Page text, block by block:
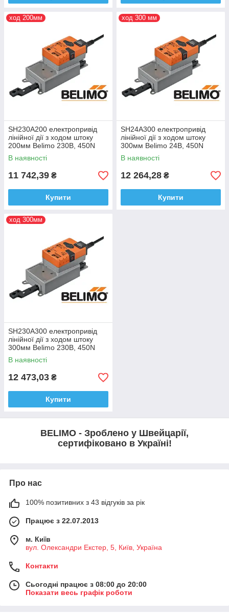
ход 200мм
SH230A200 електропривід
лінійної дії з ходом штоку
200мм Belimo 230В, 450N
В наявності
11 742,39 ₴
Купити
ход 300 мм
SH24A300 електропривід
лінійної дії з ходом штоку
300мм Belimo 24В, 450N
В наявності
12 264,28 ₴
Купити
ход 300мм
SH230A300 електропривід
лінійної дії з ходом штоку
300мм Belimo 230В, 450N
В наявності
12 473,03 ₴
Купити
BELIMO - Зроблено у Швейцарії,
сертифіковано в Україні!
Про нас
100% позитивних з 43 відгуків за рік
Працює з 22.07.2013
м. Київ
вул. Олександри Екстер, 5, Київ, Україна
Контакти
Сьогодні працює з 08:00 до 20:00
Показати весь графік роботи